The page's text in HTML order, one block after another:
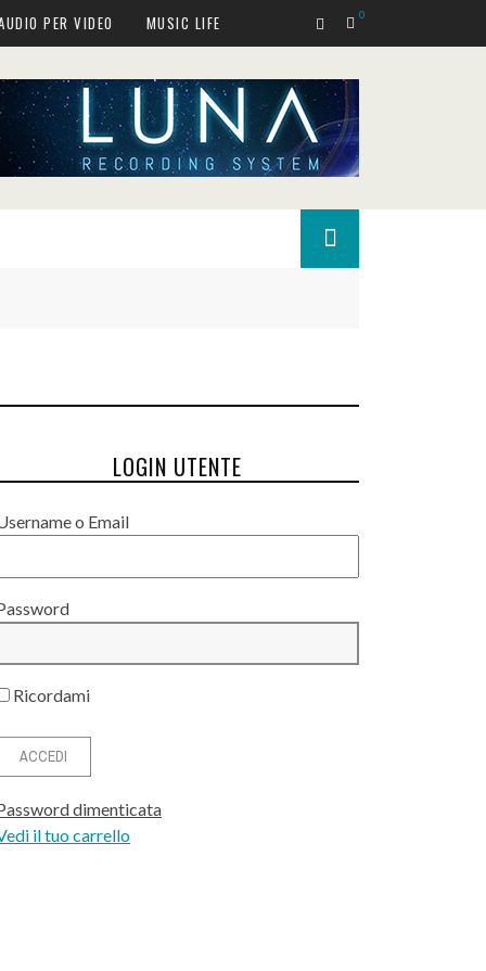
PER VIDEO MUSIC LIFE 0
LOGIN UTENTE
o Email
Ricordami
dimenticata
il tuo carrello